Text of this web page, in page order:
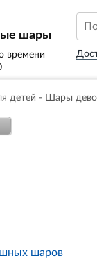
шары
времени
детей - Шары
шаров